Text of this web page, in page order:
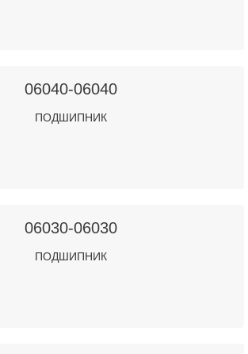
06040-06040
ПОДШИПНИК
06030-06030
ПОДШИПНИК